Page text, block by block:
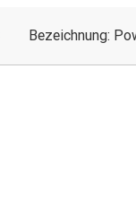
Bezeichnung: